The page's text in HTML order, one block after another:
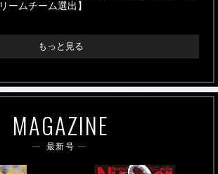
リームチーム選出】
もっと見る
MAGAZINE
最新号